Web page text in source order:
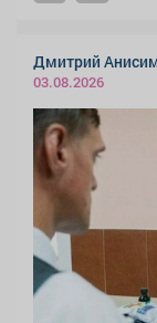
Дмитрий
03.08.2026